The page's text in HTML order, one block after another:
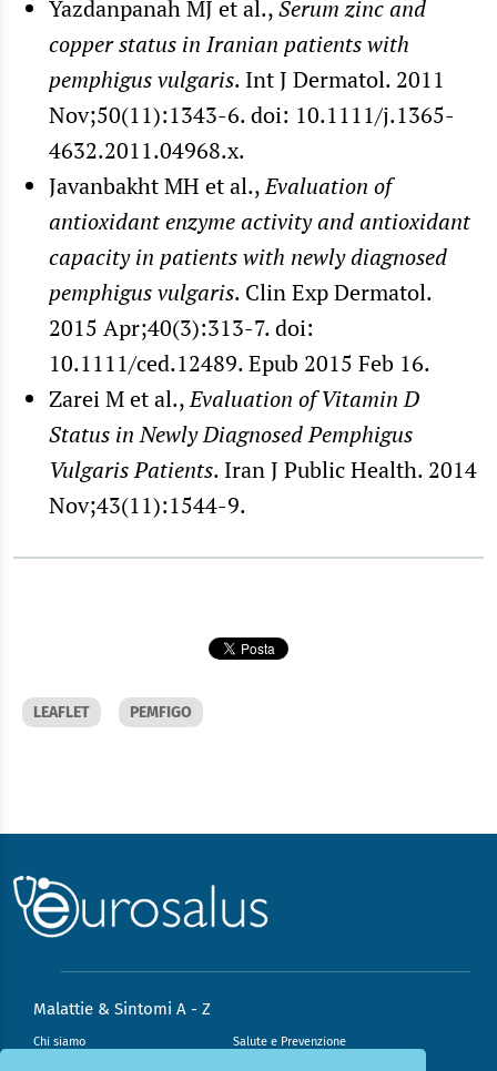
Yazdanpanah MJ et al.,Serum zinc and
copper status in Iranian patients with
pemphigus vulgaris. Int J Dermatol. 2011
Nov;50(11):1343-6. doi: 10.1111/j.1365-
4632.2011.04968.x.
Javanbakht MH et al.,Evaluation of
antioxidant enzyme activity and antioxidant
capacity in patients with newly diagnosed
pemphigus vulgaris. Clin Exp Dermatol.
2015 Apr;40(3):313-7. doi:
10.1111/ced.12489. Epub 2015 Feb 16.
Zarei M et al.,Evaluation of Vitamin D
Status in Newly Diagnosed Pemphigus
Vulgaris Patients. Iran J Public Health. 2014
Nov;43(11):1544-9.
LEAFLET PEMFIGO
Malattie & Sintomi A - Z
Chi siamo Salute e Prevenzione